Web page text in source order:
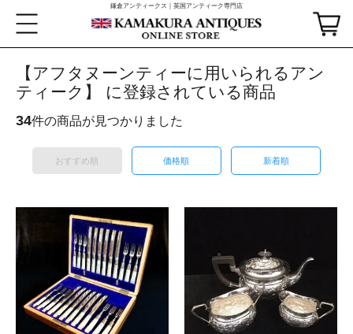
鎌倉アンティークス｜英国アンティーク専門店
【アフタヌーンティーに用いられるアン
ティーク】 に登録されている商品
34件の商品が見つかりました
おすすめ順 価格順 新着順